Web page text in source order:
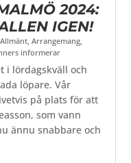
2024:
IGEN!
Allmänt,Arrangemang,
informerar
i lördagskväll och
löpare. Vår
på plats för att
som vann
ännu snabbare och